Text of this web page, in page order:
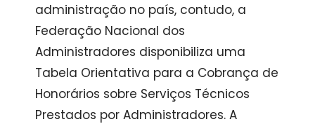
administração no país, contudo, a
Federação Nacional dos
Administradores disponibiliza uma
Tabela Orientativa para a Cobrança de
Honorários sobre Serviços Técnicos
Prestados por Administradores. A